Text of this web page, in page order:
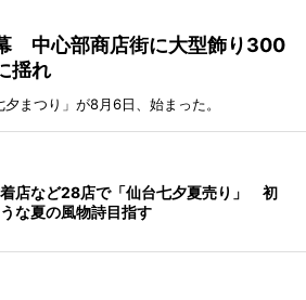
中心部商店街に大型飾り300
揺れ
まつり」が8月6日、始まった。
店など28店で「仙台七夕夏売り」 初
な夏の風物詩目指す